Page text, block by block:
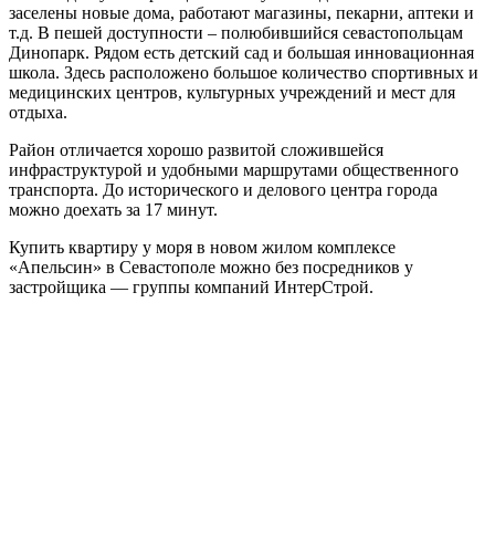
заселены новые дома, работают магазины, пекарни, аптеки и
т.д. В пешей доступности – полюбившийся севастопольцам
Динопарк. Рядом есть детский сад и большая инновационная
школа. Здесь расположено большое количество спортивных и
медицинских центров, культурных учреждений и мест для
отдыха.
Район отличается хорошо развитой сложившейся
инфраструктурой и удобными маршрутами общественного
транспорта. До исторического и делового центра города
можно доехать за 17 минут.
Купить квартиру у моря в новом жилом комплексе
«Апельсин» в Севастополе можно без посредников у
застройщика — группы компаний ИнтерСтрой.